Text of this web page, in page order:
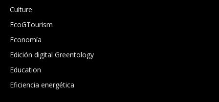
Culture
EcoGTourism
Economía
Edición digital Greentology
Education
Eficiencia energética